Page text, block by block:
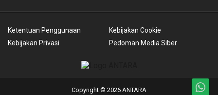
Ketentuan Penggunaan
Kebijakan Privasi
Kebijakan Cookie
Pedoman Media Siber
Copyright © 2026 ANTARA